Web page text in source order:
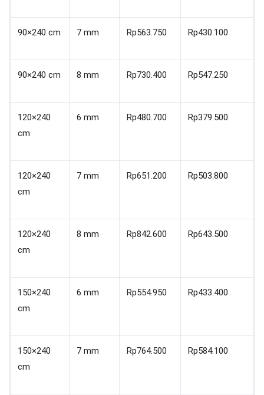
90×240 cm 7 mm Rp563.750 Rp430.100
90×240 cm 8 mm Rp730.400 Rp547.250
120×240
cm
6 mm Rp480.700 Rp379.500
120×240
cm
7 mm Rp651.200 Rp503.800
120×240
cm
8 mm Rp842.600 Rp643.500
150×240
cm
6 mm Rp554.950 Rp433.400
150×240
cm
7 mm Rp764.500 Rp584.100